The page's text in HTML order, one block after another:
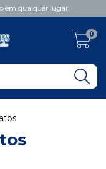
em qualquer lugar!
0